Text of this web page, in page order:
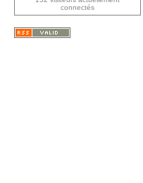
connectés